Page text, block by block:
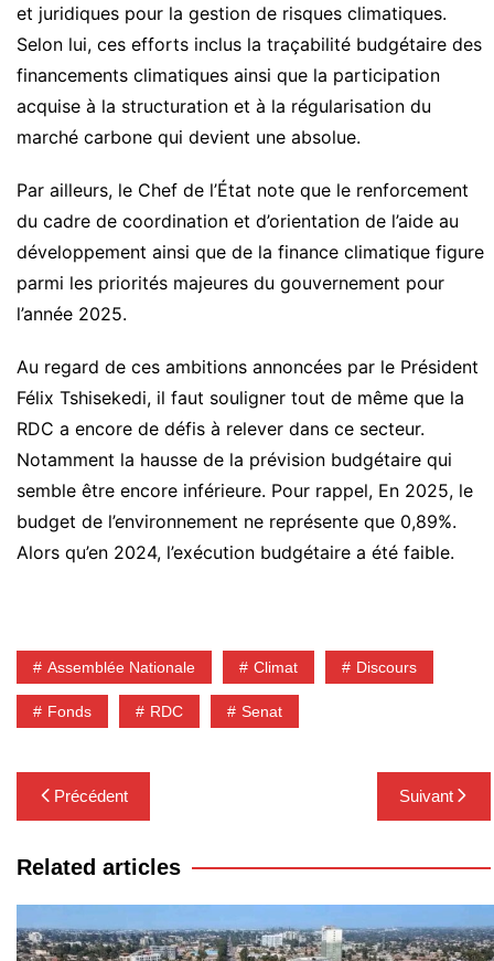
et juridiques pour la gestion de risques climatiques.
Selon lui, ces efforts inclus la traçabilité budgétaire des
financements climatiques ainsi que la participation
acquise à la structuration et à la régularisation du
marché carbone qui devient une absolue.
Par ailleurs, le Chef de l’État note que le renforcement
du cadre de coordination et d’orientation de l’aide au
développement ainsi que de la finance climatique figure
parmi les priorités majeures du gouvernement pour
l’année 2025.
Au regard de ces ambitions annoncées par le Président
Félix Tshisekedi, il faut souligner tout de même que la
RDC a encore de défis à relever dans ce secteur.
Notamment la hausse de la prévision budgétaire qui
semble être encore inférieure. Pour rappel, En 2025, le
budget de l’environnement ne représente que 0,89%.
Alors qu’en 2024, l’exécution budgétaire a été faible.
Assemblée Nationale Climat Discours
Fonds RDC Senat
Navigation
de
l’article
Précédent Suivant
Related articles